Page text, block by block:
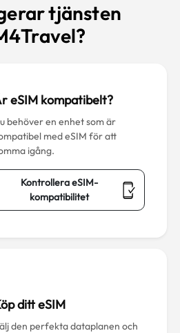
tjänsten
eSIM kompatibelt?
behöver en enhet som är
med eSIM för att
igång.
Kontrollera eSIM-
kompatibilitet
ditt eSIM
den perfekta dataplanen och